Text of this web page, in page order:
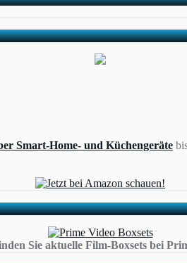
Smart-Home- und Küchengeräte
Sie aktuelle Film-Boxsets bei